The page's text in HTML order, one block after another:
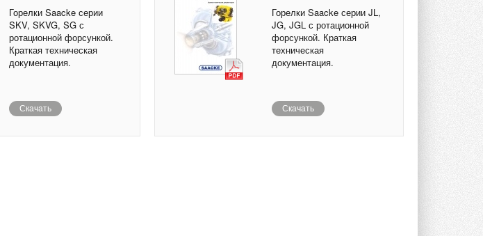
Горелки Saacke серии
SKV, SKVG, SG с
ротационной форсункой.
Краткая техническая
документация.
Скачать
Горелки Saacke серии JL,
JG, JGL с ротационной
форсункой. Краткая
техническая
документация.
Скачать